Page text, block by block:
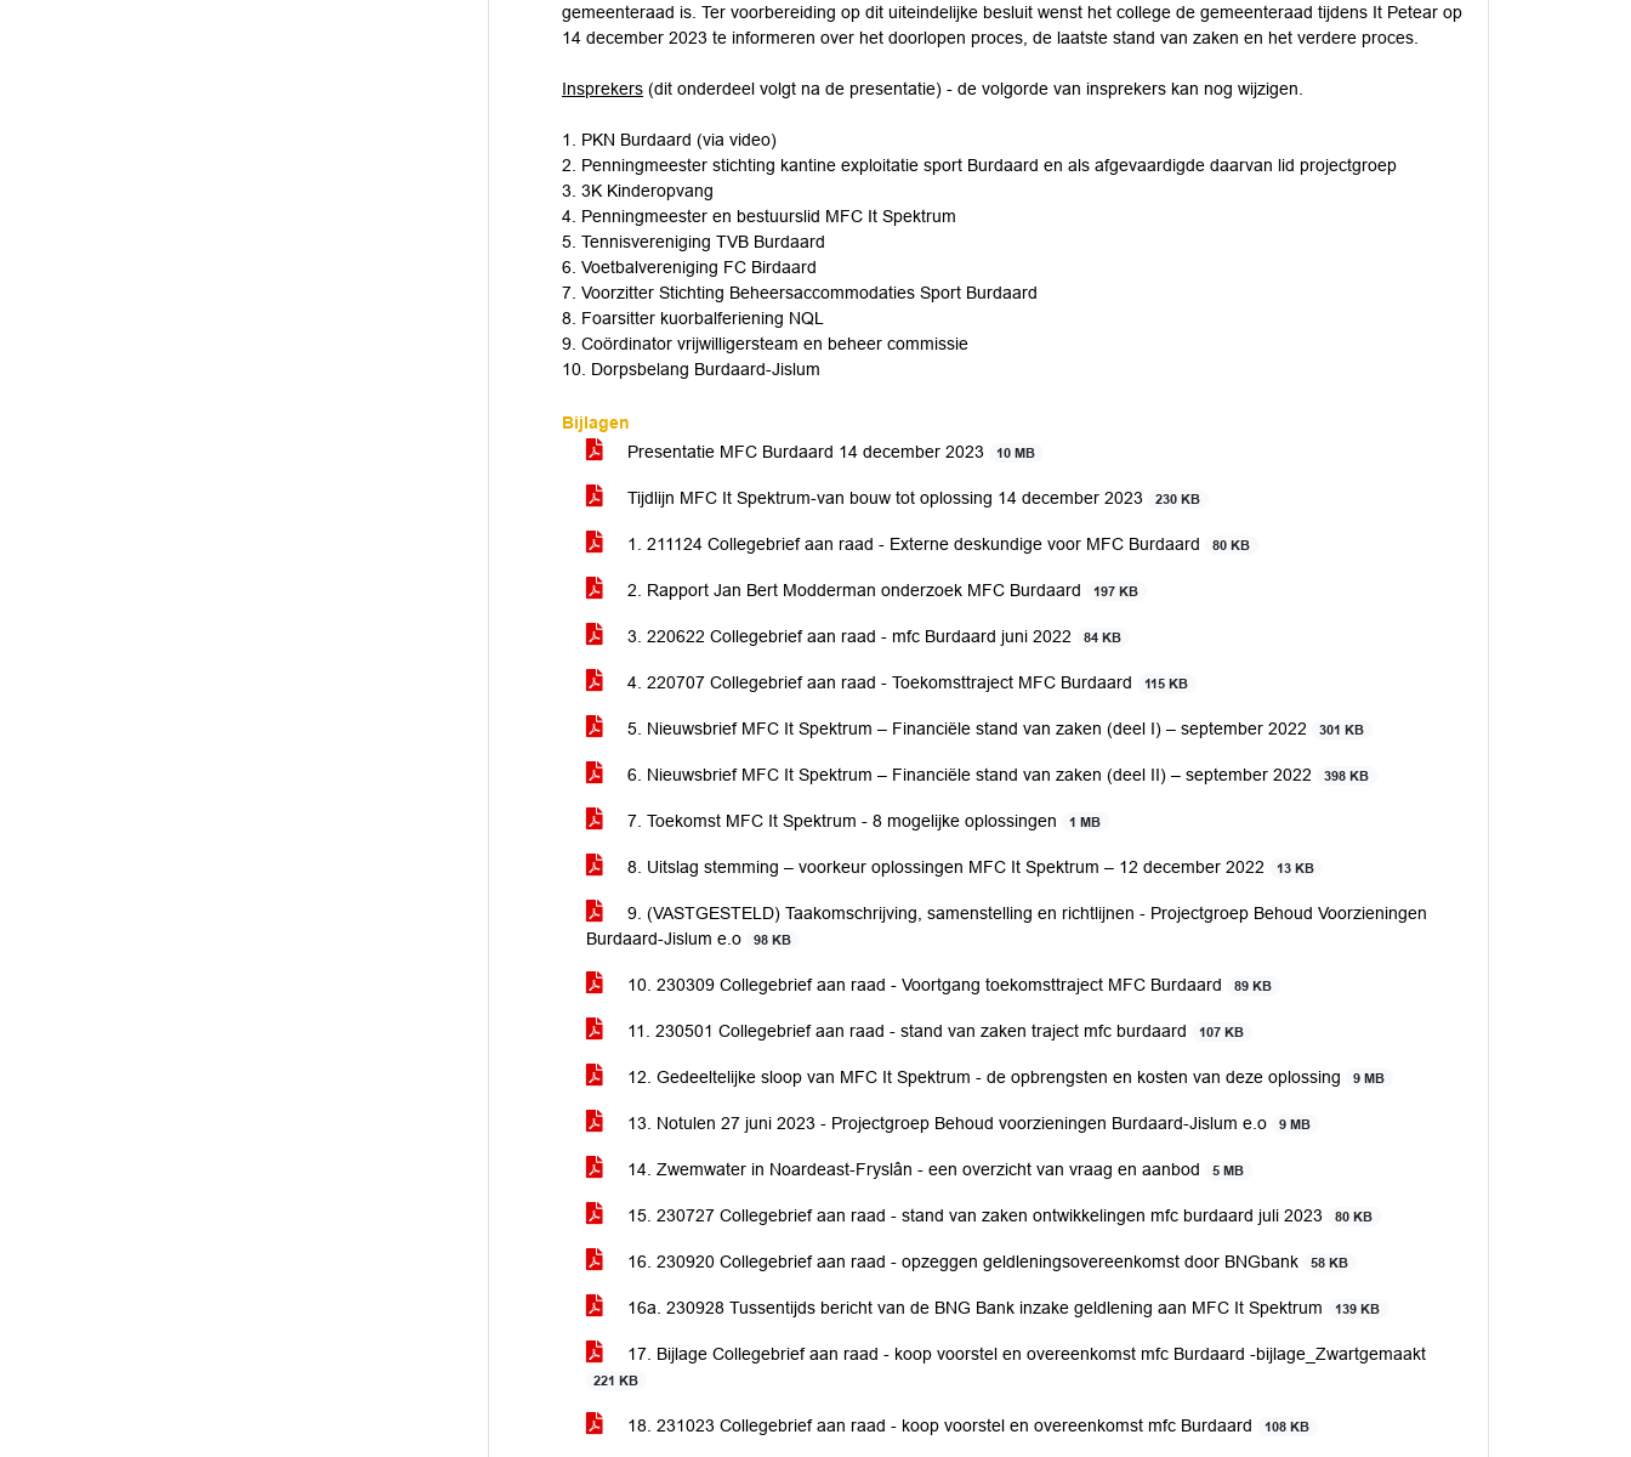
gemeenteraad is. Ter voorbereiding op dit uiteindelijke besluit wenst het college de gemeenteraad tijdens It Petear op
14 december 2023 te informeren over het doorlopen proces, de laatste stand van zaken en het verdere proces.
Insprekers (dit onderdeel volgt na de presentatie) - de volgorde van insprekers kan nog wijzigen.
1. PKN Burdaard (via video)
2. Penningmeester stichting kantine exploitatie sport Burdaard en als afgevaardigde daarvan lid projectgroep
3. 3K Kinderopvang
4. Penningmeester en bestuurslid MFC It Spektrum
5. Tennisvereniging TVB Burdaard
6. Voetbalvereniging FC Birdaard
7. Voorzitter Stichting Beheersaccommodaties Sport Burdaard
8. Foarsitter kuorbalferiening NQL
9. Coördinator vrijwilligersteam en beheer commissie
10. Dorpsbelang Burdaard-Jislum
Bijlagen
Presentatie MFC Burdaard 14 december 2023
10 MB
Tijdlijn MFC It Spektrum-van bouw tot oplossing 14 december 2023 230 KB
1. 211124 Collegebrief aan raad - Externe deskundige voor MFC Burdaard 80 KB
2. Rapport Jan Bert Modderman onderzoek MFC Burdaard 197 KB
3. 220622 Collegebrief aan raad - mfc Burdaard juni 2022 84 KB
4. 220707 Collegebrief aan raad - Toekomsttraject MFC Burdaard 115 KB
5. Nieuwsbrief MFC It Spektrum – Financiële stand van zaken (deel I) – september 2022 301 KB
6. Nieuwsbrief MFC It Spektrum – Financiële stand van zaken (deel II) – september 2022 398 KB
7. Toekomst MFC It Spektrum - 8 mogelijke oplossingen 1 MB
8. Uitslag stemming – voorkeur oplossingen MFC It Spektrum – 12 december 2022 13 KB
9. (VASTGESTELD) Taakomschrijving, samenstelling en richtlijnen - Projectgroep Behoud Voorzieningen
Burdaard-Jislum e.o
98 KB
10. 230309 Collegebrief aan raad - Voortgang toekomsttraject MFC Burdaard 89 KB
11. 230501 Collegebrief aan raad - stand van zaken traject mfc burdaard 107 KB
12. Gedeeltelijke sloop van MFC It Spektrum - de opbrengsten en kosten van deze oplossing 9 MB
13. Notulen 27 juni 2023 - Projectgroep Behoud voorzieningen Burdaard-Jislum e.o 9 MB
14. Zwemwater in Noardeast-Fryslân - een overzicht van vraag en aanbod 5 MB
15. 230727 Collegebrief aan raad - stand van zaken ontwikkelingen mfc burdaard juli 2023 80 KB
16. 230920 Collegebrief aan raad - opzeggen geldleningsovereenkomst door BNGbank 58 KB
16a. 230928 Tussentijds bericht van de BNG Bank inzake geldlening aan MFC It Spektrum 139 KB
17. Bijlage Collegebrief aan raad - koop voorstel en overeenkomst mfc Burdaard -bijlage_Zwartgemaakt
221 KB
18. 231023 Collegebrief aan raad - koop voorstel en overeenkomst mfc Burdaard 108 KB